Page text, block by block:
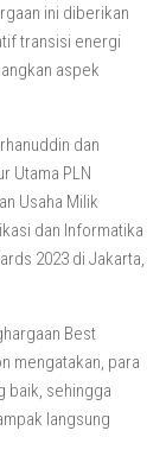
ini diberikan
transisi energi
aspek
dan
Utama PLN
Usaha Milik
dan Informatika
2023 di Jakarta,
Best
mengatakan, para
baik, sehingga
langsung